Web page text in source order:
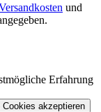
und
Erfahrung
Cookies akzeptieren